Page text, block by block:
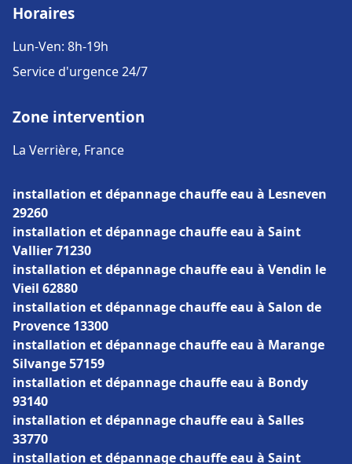
Horaires
Lun-Ven: 8h-19h
Service d'urgence 24/7
Zone intervention
La Verrière, France
installation et dépannage chauffe eau à Lesneven
29260
installation et dépannage chauffe eau à Saint
Vallier 71230
installation et dépannage chauffe eau à Vendin le
Vieil 62880
installation et dépannage chauffe eau à Salon de
Provence 13300
installation et dépannage chauffe eau à Marange
Silvange 57159
installation et dépannage chauffe eau à Bondy
93140
installation et dépannage chauffe eau à Salles
33770
installation et dépannage chauffe eau à Saint